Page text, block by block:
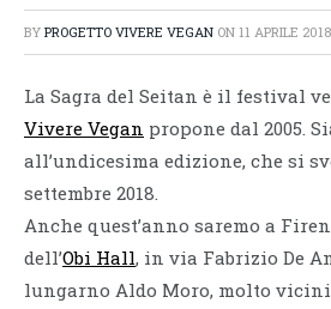
BY PROGETTO VIVERE VEGAN ON 11 APRILE 2018
La Sagra del Seitan è il festival
Vivere Vegan propone dal 2005.
all’undicesima edizione, che si
settembre 2018.
Anche quest’anno saremo a
dell’Obi Hall, in via Fabrizio De
lungarno Aldo Moro, molto